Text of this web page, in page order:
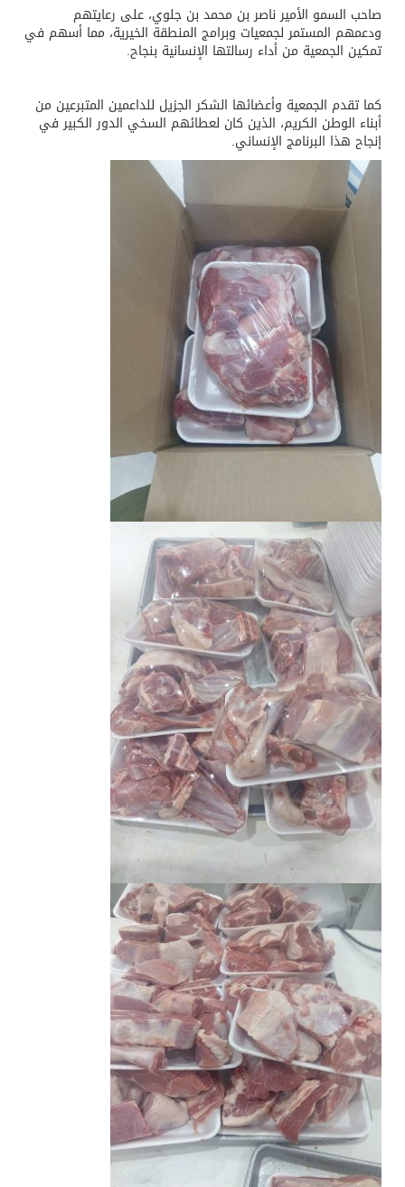
صاحب السمو الأمير ناصر بن محمد بن جلوي، على رعايتهم
ودعمهم المستمر لجمعيات وبرامج المنطقة الخيرية، مما أسهم في
تمكين الجمعية من أداء رسالتها الإنسانية بنجاح.
كما تقدم الجمعية وأعضائها الشكر الجزيل للداعمين المتبرعين من
أبناء الوطن الكريم، الذين كان لعطائهم السخي الدور الكبير في
إنجاح هذا البرنامج الإنساني.